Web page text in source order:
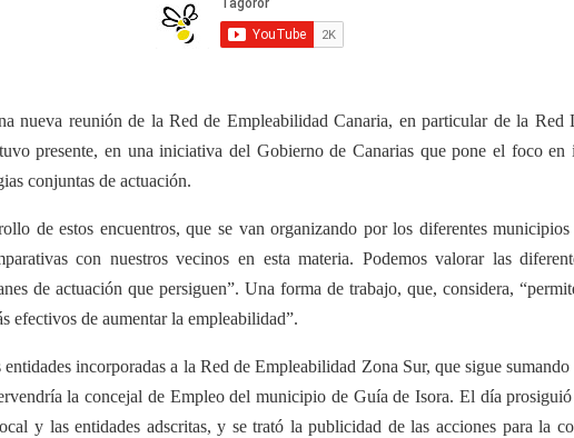
nueva reunión de la Red de Empleabilidad Canaria, en particular de la
presente, en una iniciativa del Gobierno de Canarias que pone el foco en
conjuntas de actuación.
de estos encuentros, que se van organizando por los diferentes
con nuestros vecinos en esta materia. Podemos valorar las
de actuación que persiguen”. Una forma de trabajo, que, considera,
efectivos de aumentar la empleabilidad”.
incorporadas a la Red de Empleabilidad Zona Sur, que sigue
la concejal de Empleo del municipio de Guía de Isora. El día
y las entidades adscritas, y se trató la publicidad de las acciones para la